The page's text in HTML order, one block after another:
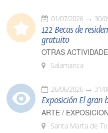
01/07/2026 30/
122 Becas de
gratuito
OTRAS
Salamanca
26/06/2026 31/
Exposición El gran
ARTE /
Santa Marta de